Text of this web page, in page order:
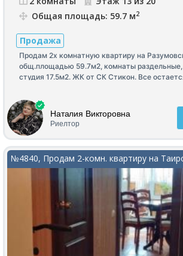
Общая площадь: 59.7 м2
Продажа
Продам 2х комнатную квартиру на
общ.площадью 59.7м2, комнаты раздельные,
студия 17.5м2. ЖК от СК Стикон. Все
Наталия Викторовна
Риелтор
№4840, Продам 2-комн. квартиру на